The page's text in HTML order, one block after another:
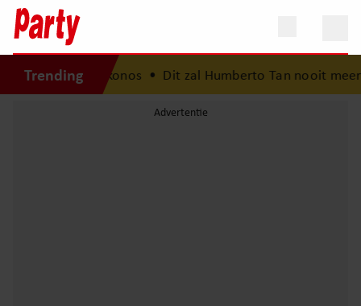
Trendingop Mykonos•Dit zal Humberto Tan nooit meer